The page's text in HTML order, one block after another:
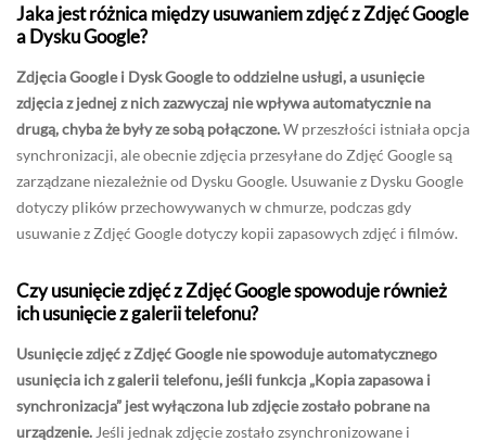
Jaka jest różnica między usuwaniem zdjęć z Zdjęć Google
a Dysku Google?
Zdjęcia Google i Dysk Google to oddzielne usługi, a usunięcie
zdjęcia z jednej z nich zazwyczaj nie wpływa automatycznie na
drugą, chyba że były ze sobą połączone.W przeszłości istniała opcja
synchronizacji, ale obecnie zdjęcia przesyłane do Zdjęć Google są
zarządzane niezależnie od Dysku Google. Usuwanie z Dysku Google
dotyczy plików przechowywanych w chmurze, podczas gdy
usuwanie z Zdjęć Google dotyczy kopii zapasowych zdjęć i filmów.
Czy usunięcie zdjęć z Zdjęć Google spowoduje również
ich usunięcie z galerii telefonu?
Usunięcie zdjęć z Zdjęć Google nie spowoduje automatycznego
usunięcia ich z galerii telefonu, jeśli funkcja „Kopia zapasowa i
synchronizacja” jest wyłączona lub zdjęcie zostało pobrane na
urządzenie. Jeśli jednak zdjęcie zostało zsynchronizowane i